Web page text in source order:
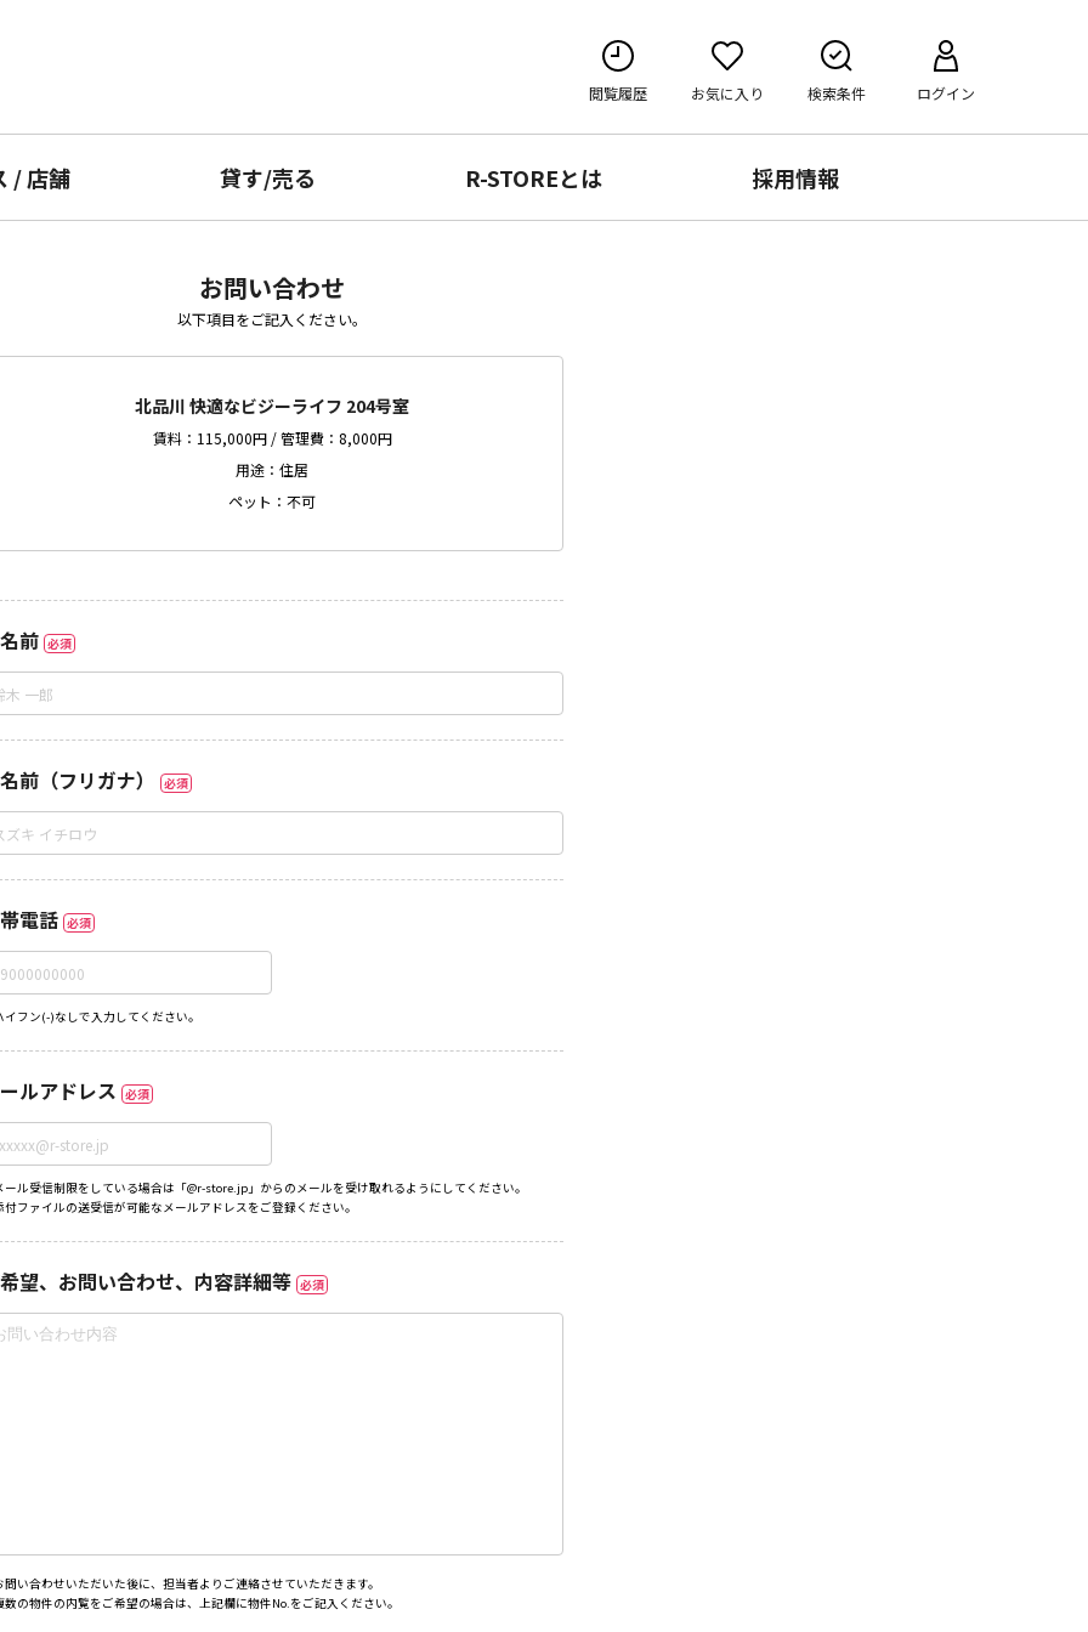
閲覧履歴 お気に入り 検索条件 ログイン
/店舗 貸す/売る R-STOREとは 採用情報
お問い合わせ
以下項目をご記入ください。
北品川 快適なビジーライフ 204号室
賃料：115,000円 / 管理費：8,000円
用途：住居
ペット：不可
前 必須
前（フリガナ） 必須
電話 必須
フン(-)なしで入力してください。
ルアドレス 必須
ル受信制限をしている場合は「@r-store.jp」からのメールを受け取れるようにしてください。
ファイルの送受信が可能なメールアドレスをご登録ください。
望、お問い合わせ、内容詳細等 必須
い合わせいただいた後に、担当者よりご連絡させていただきます。
の物件の内覧をご希望の場合は、上記欄に物件No.をご記入ください。